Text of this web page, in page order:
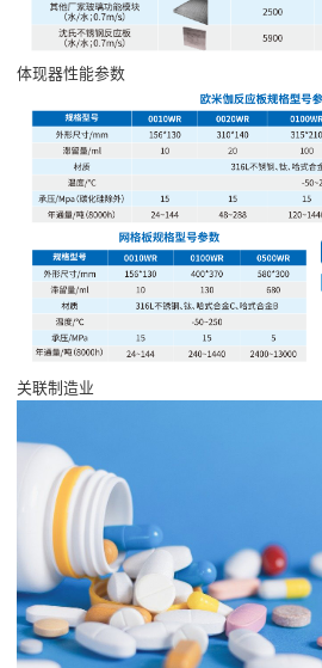
体现器性能参数
关联制造业